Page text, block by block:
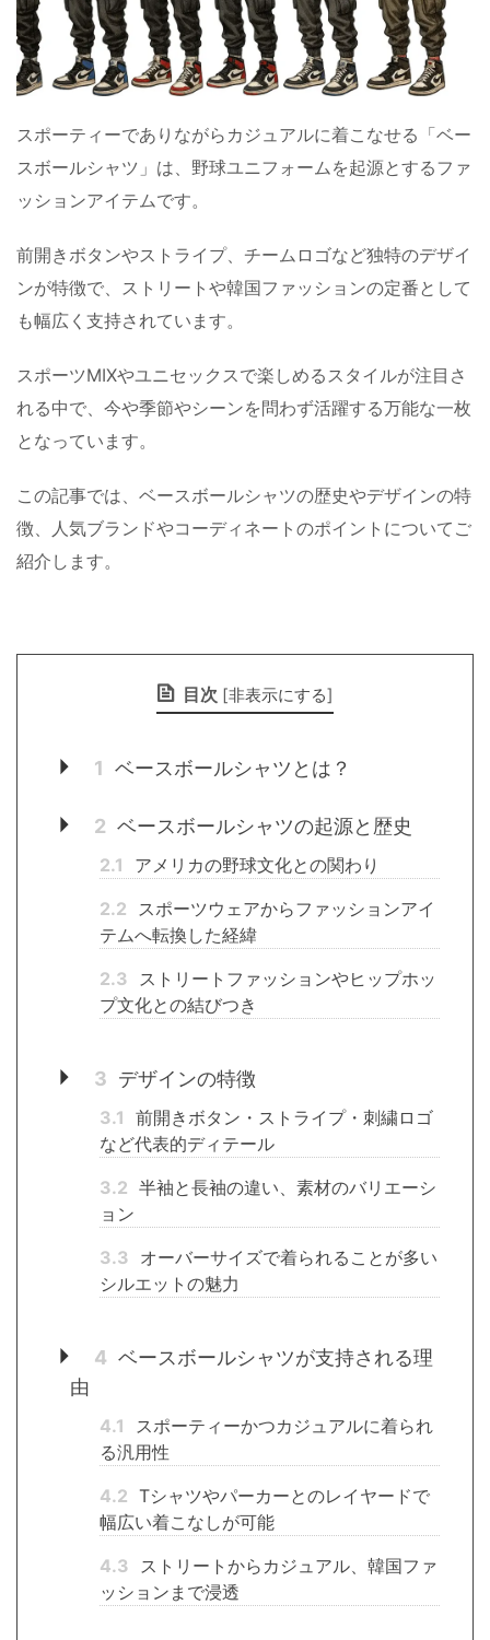
スポーティーでありながらカジュアルに着こなせる「ベー
スボールシャツ」は、野球ユニフォームを起源とするファ
ッションアイテムです。
前開きボタンやストライプ、チームロゴなど独特のデザイ
ンが特徴で、ストリートや韓国ファッションの定番として
も幅広く支持されています。
スポーツMIXやユニセックスで楽しめるスタイルが注目さ
れる中で、今や季節やシーンを問わず活躍する万能な一枚
となっています。
この記事では、ベースボールシャツの歴史やデザインの特
徴、人気ブランドやコーディネートのポイントについてご
紹介します。
目次 [非表示にする]
1 ベースボールシャツとは？
2 ベースボールシャツの起源と歴史
2.1
アメリカの野球文化との関わり
2.2 スポーツウェアからファッションアイ
テムへ転換した経緯
2.3 ストリートファッションやヒップホッ
プ文化との結びつき
3 デザインの特徴
3.1 前開きボタン・ストライプ・刺繍ロゴ
など代表的ディテール
3.2 半袖と長袖の違い、素材のバリエーシ
ョン
3.3 オーバーサイズで着られることが多い
シルエットの魅力
4 ベースボールシャツが支持される理
由
4.1
スポーティーかつカジュアルに着られ
る汎用性
4.2 Tシャツやパーカーとのレイヤードで
幅広い着こなしが可能
4.3 ストリートからカジュアル、韓国ファ
ッションまで浸透